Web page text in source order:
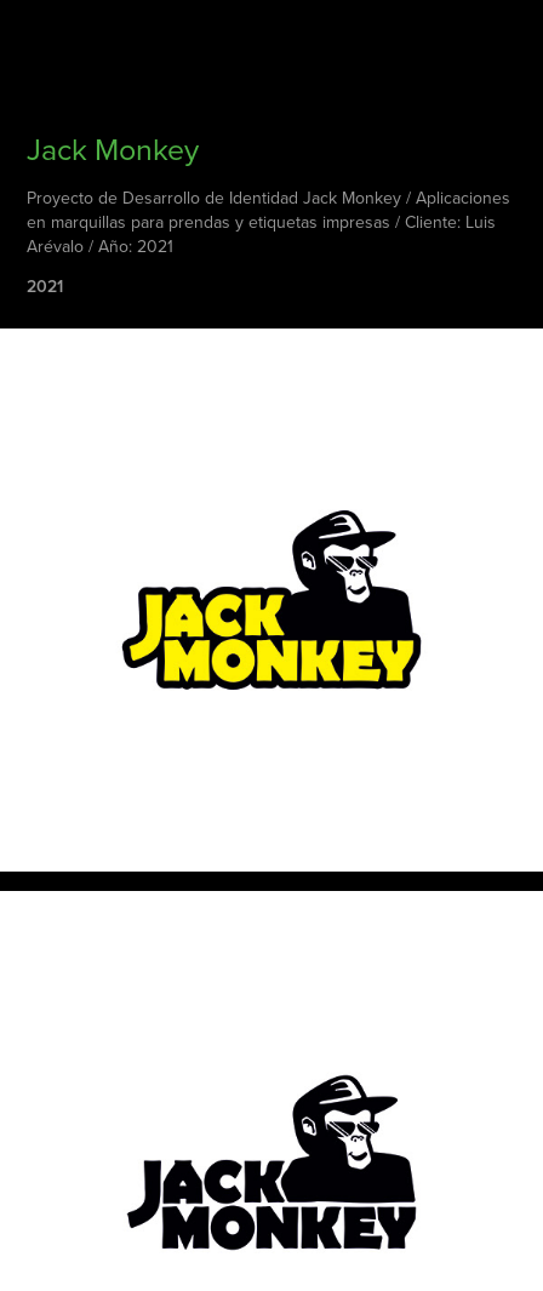
Jack Monkey
Proyecto de Desarrollo de Identidad Jack Monkey / Aplicaciones
en marquillas para prendas y etiquetas impresas / Cliente: Luis
Arévalo / Año: 2021
2021